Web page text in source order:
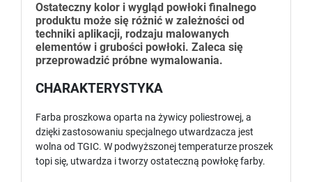
Ostateczny kolor i wygląd powłoki finalnego
produktu może się różnić w zależności od
techniki aplikacji, rodzaju malowanych
elementów i grubości powłoki. Zaleca się
przeprowadzić próbne wymalowania.
CHARAKTERYSTYKA
Farba proszkowa oparta na żywicy poliestrowej, a
dzięki zastosowaniu specjalnego utwardzacza jest
wolna od TGIC. W podwyższonej temperaturze proszek
topi się, utwardza i tworzy ostateczną powłokę farby.